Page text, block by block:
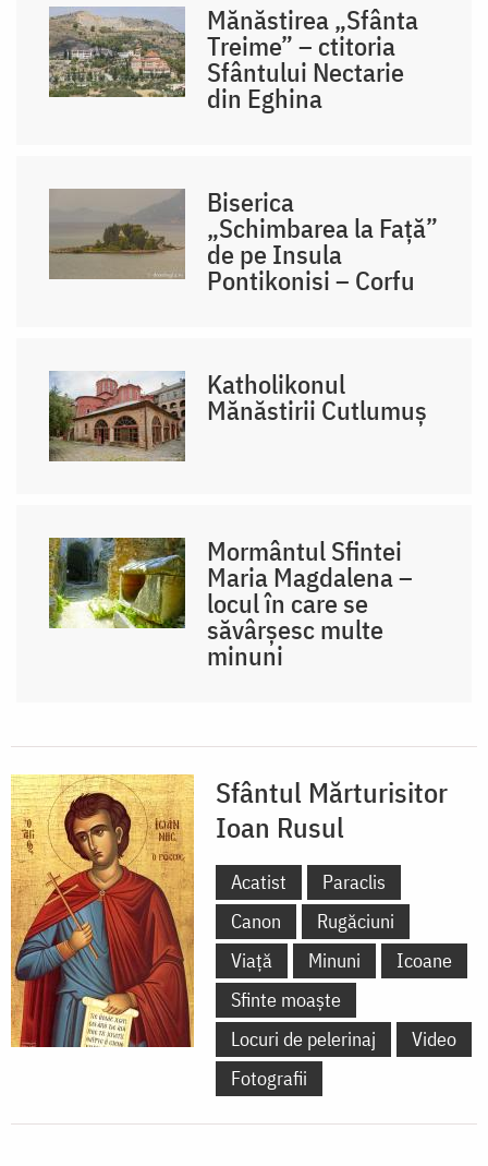
Mănăstirea „Sfânta
Treime” – ctitoria
Sfântului Nectarie
din Eghina
Biserica
„Schimbarea la Față”
de pe Insula
Pontikonisi – Corfu
Katholikonul
Mănăstirii Cutlumuș
Mormântul Sfintei
Maria Magdalena –
locul în care se
săvârșesc multe
minuni
Sfântul Mărturisitor
Ioan Rusul
Acatist
Paraclis
Canon
Rugăciuni
Viață
Minuni
Icoane
Sfinte moaște
Locuri de pelerinaj
Video
Fotografii